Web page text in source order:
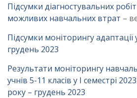
Підсумки діагностувальних
можливих навчальних втрат –
Підсумки моніторингу адаптації
грудень 2023
Результати моніторингу
учнів 5-11 класів у І семестрі
року – грудень 2023